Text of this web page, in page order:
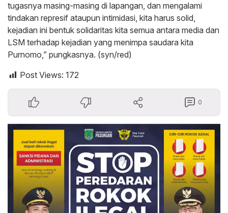
tugasnya masing-masing di lapangan, dan mengalami
tindakan represif ataupun intimidasi, kita harus solid,
kejadian ini bentuk solidaritas kita semua antara media dan
LSM terhadap kejadian yang menimpa saudara kita
Purnomo,” pungkasnya. (syn/red)
Post Views: 172
0